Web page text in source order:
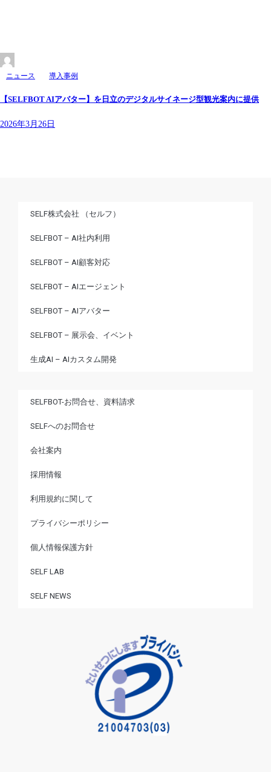
ニュース 導入事例
【SELFBOT AIアバター】を日立のデジタルサイネージ型観光案内に提供
2026年3月26日
SELF株式会社 （セルフ）
SELFBOT – AI社内利用
SELFBOT – AI顧客対応
SELFBOT – AIエージェント
SELFBOT – AIアバター
SELFBOT – 展示会、イベント
生成AI – AIカスタム開発
SELFBOT-お問合せ、資料請求
SELFへのお問合せ
会社案内
採用情報
利用規約に関して
プライバシーポリシー
個人情報保護方針
SELF LAB
SELF NEWS